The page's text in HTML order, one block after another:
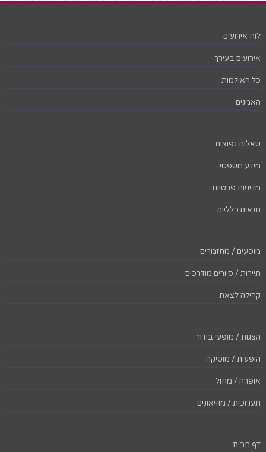
לוח אירועים
אירועים בעירך
כל האולמות
האמנים
שאלות נפוצות
מידע משפטי
מדיניות פרטיות
תנאים כלליים
מופעים / מחזמרים
תיירות / סיורים מודרכים
קהילה לצאת
הצגות / מופעי בידור
הופעות / מוסיקה
אופרה / מחול
תערוכות / מוזיאונים
דף הבית